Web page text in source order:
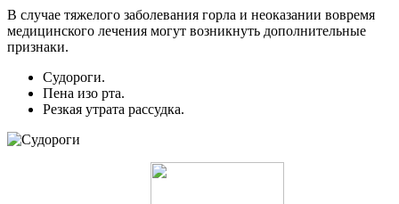
В случае тяжелого заболевания горла и неоказании вовремя
медицинского лечения могут возникнуть дополнительные
признаки.
Судороги.
Пена изо рта.
Резкая утрата рассудка.